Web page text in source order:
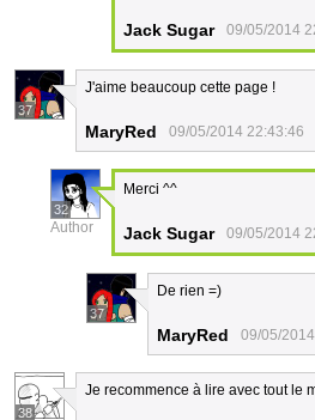
Jack Sugar 09/05/2014
37
J'aime beaucoup cette page !
MaryRed 09/05/2014 22:43:46
32
Author
Merci ^^
Jack Sugar 09/05/2014
37
De rien =)
MaryRed 09/05/
38
Je recommence à lire avec tout le